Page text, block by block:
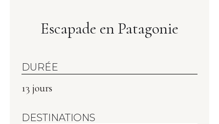
Escapade en Patagonie
DURÉE
13 jours
DESTINATIONS